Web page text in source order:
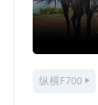
纵横F700